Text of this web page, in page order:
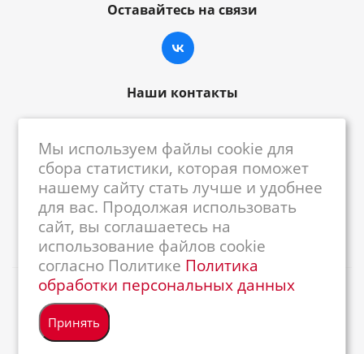
Оставайтесь на связи
Наши контакты
centrkkm@centrkkm.ru
185005, г. Петрозаводск, ул. Промышленная,
1/26
2026 © Республиканский Центр ККМ
Мы используем файлы cookie для
сбора статистики, которая поможет
нашему сайту стать лучше и удобнее
для вас. Продолжая использовать
сайт, вы соглашаетесь на
использование файлов cookie
согласно Политике Политика
обработки персональных данных
Принять